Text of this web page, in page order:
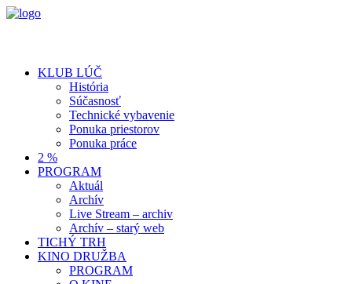
KLUB LÚČ
História
Súčasnosť
Technické vybavenie
Ponuka priestorov
Ponuka práce
2 %
PROGRAM
Aktuál
Archív
Live Stream – archiv
Archív – starý web
TICHÝ TRH
KINO DRUŽBA
PROGRAM